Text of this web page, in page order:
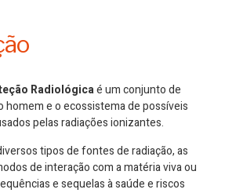
Radiológicaé um conjunto de
homem e o ecossistema de possíveis
pelas radiações ionizantes.
tipos de fontes de radiação, as
de interação com a matéria viva ou
e sequelas à saúde e riscos